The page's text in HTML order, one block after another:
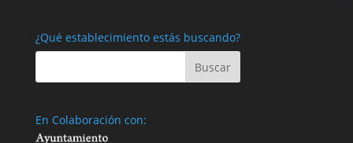
¿Qué establecimiento estás buscando?
En Colaboración con: